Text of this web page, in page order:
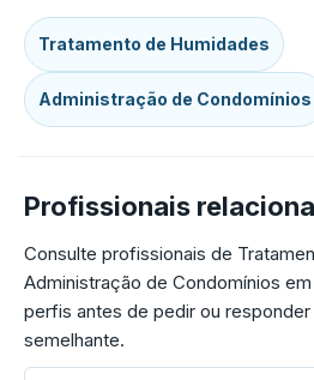
Tratamento de Humidades
Administração de Condomínios
Profissionais
Consulte profissionais de
Administração de Condomínios
perfis antes de pedir ou
semelhante.